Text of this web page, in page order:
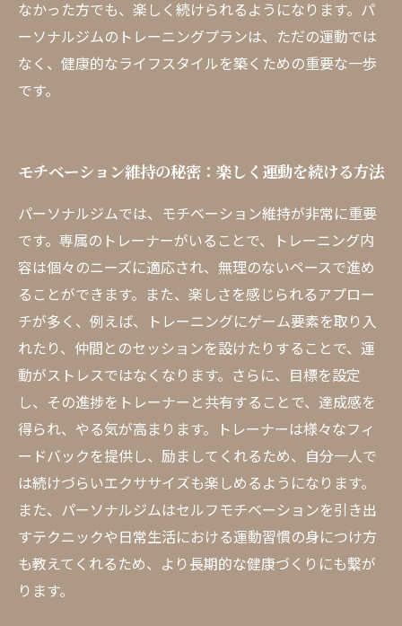
なかった方でも、楽しく続けられるようになります。パ
ーソナルジムのトレーニングプランは、ただの運動では
なく、健康的なライフスタイルを築くための重要な一歩
です。
モチベーション維持の秘密：楽しく運動を続ける方法
パーソナルジムでは、モチベーション維持が非常に重要
です。専属のトレーナーがいることで、トレーニング内
容は個々のニーズに適応され、無理のないペースで進め
ることができます。また、楽しさを感じられるアプロー
チが多く、例えば、トレーニングにゲーム要素を取り入
れたり、仲間とのセッションを設けたりすることで、運
動がストレスではなくなります。さらに、目標を設定
し、その進捗をトレーナーと共有することで、達成感を
得られ、やる気が高まります。トレーナーは様々なフィ
ードバックを提供し、励ましてくれるため、自分一人で
は続けづらいエクササイズも楽しめるようになります。
また、パーソナルジムはセルフモチベーションを引き出
すテクニックや日常生活における運動習慣の身につけ方
も教えてくれるため、より長期的な健康づくりにも繋が
ります。